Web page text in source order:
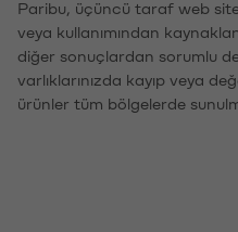
Paribu, üçüncü taraf web
veya kullanımından
diğer sonuçlardan sorumlu
varlıklarınızda kayıp veya
ürünler tüm bölgelerde